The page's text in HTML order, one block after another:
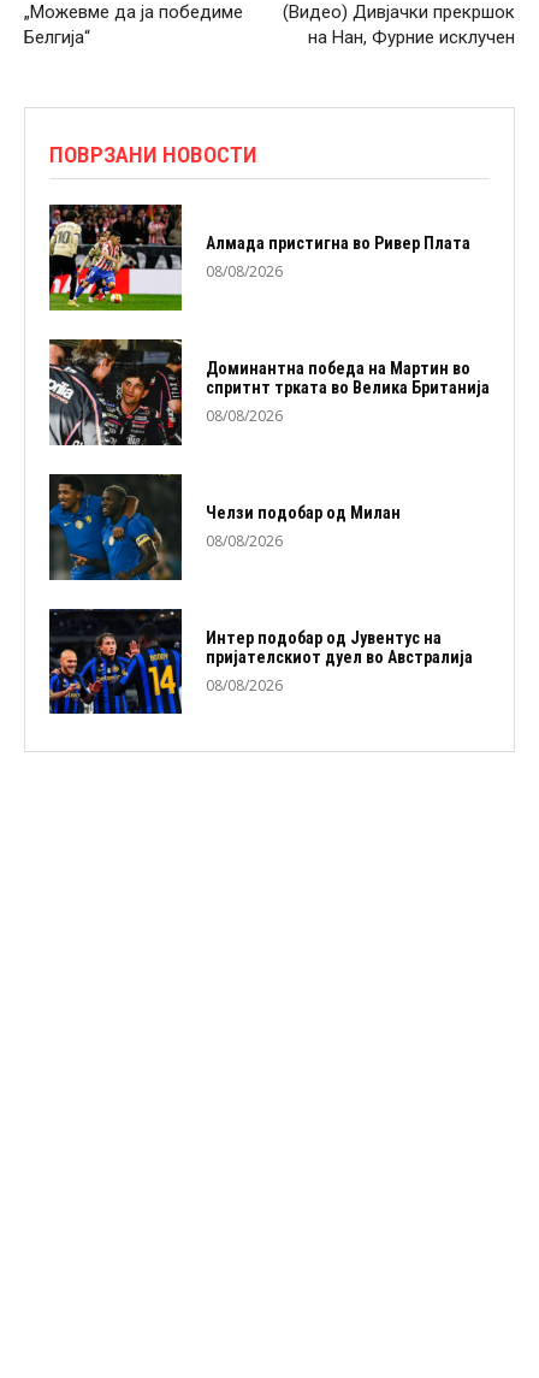
„Можевме да ја победиме
Белгија“
(Видео) Дивјачки прекршок
на Нан, Фурние исклучен
ПОВРЗАНИ НОВОСТИ
Алмада пристигна во Ривер Плата
08/08/2026
Доминантна победа на Мартин во
спритнт трката во Велика Британија
08/08/2026
Челзи подобaр од Милан
08/08/2026
Интер подобар од Јувентус на
пријателскиот дуел во Австралија
08/08/2026